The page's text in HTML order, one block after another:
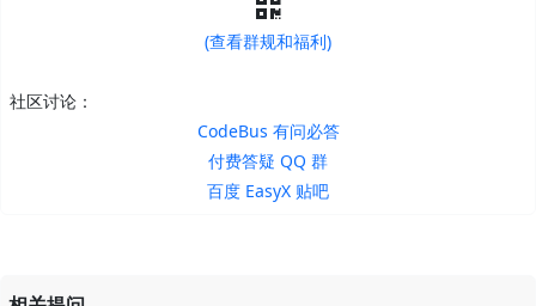
(查看群规和福利)
社区讨论：
CodeBus 有问必答
付费答疑 QQ 群
百度 EasyX 贴吧